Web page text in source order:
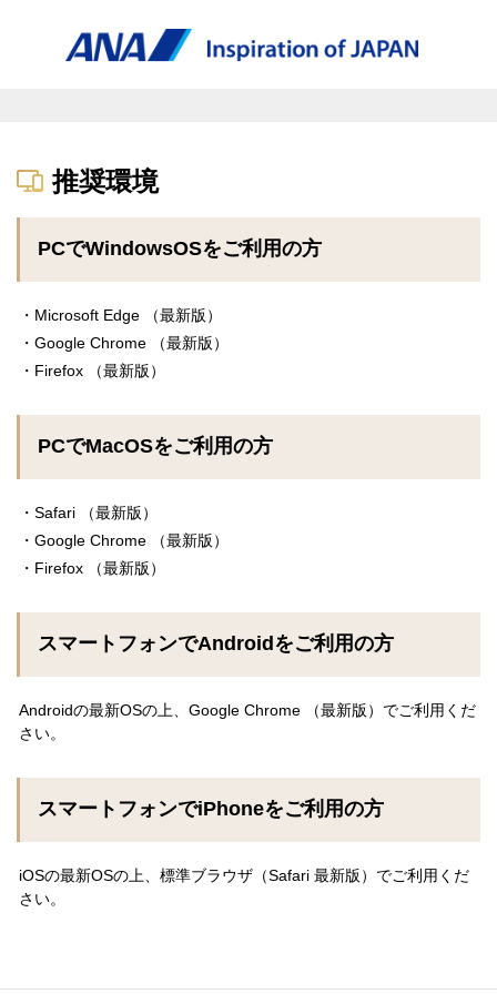
推奨環境
PCでWindowsOSをご利用の方
・Microsoft Edge （最新版）
・Google Chrome （最新版）
・Firefox （最新版）
PCでMacOSをご利用の方
・Safari （最新版）
・Google Chrome （最新版）
・Firefox （最新版）
スマートフォンでAndroidをご利用の方
Androidの最新OSの上、Google Chrome （最新版）でご利用くだ
さい。
スマートフォンでiPhoneをご利用の方
iOSの最新OSの上、標準ブラウザ（Safari 最新版）でご利用くだ
さい。